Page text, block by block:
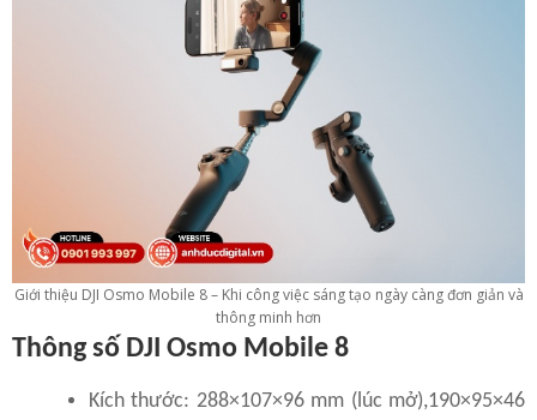
Giới thiệu DJI Osmo Mobile 8 – Khi công việc sáng tạo ngày càng đơn giản và
thông minh hơn
Thông số DJI Osmo Mobile 8
Kích thước: 288×107×96 mm (lúc mở),190×95×46